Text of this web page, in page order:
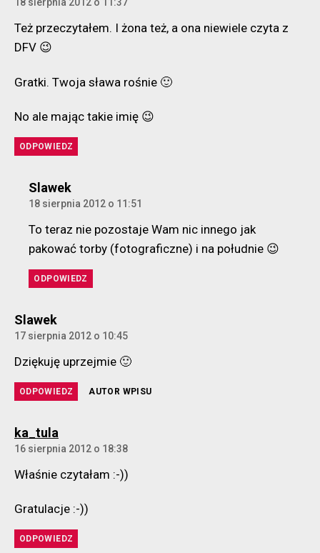
18 sierpnia 2012 o 11:37
Też przeczytałem. I żona też, a ona niewiele czyta z
DFV 😉
Gratki. Twoja sława rośnie 🙂
No ale mając takie imię 😉
ODPOWIEDZ
Slawekkomentarz:
18 sierpnia 2012 o 11:51
To teraz nie pozostaje Wam nic innego jak
pakować torby (fotograficzne) i na południe 😉
ODPOWIEDZ
Slawekkomentarz:
17 sierpnia 2012 o 10:45
Dziękuję uprzejmie 🙂
ODPOWIEDZ AUTOR WPISU
ka_tula
16 sierpnia 2012 o 18:38
Właśnie czytałam :-))
Gratulacje :-))
ODPOWIEDZ